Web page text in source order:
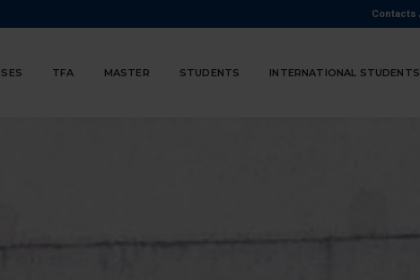
Contacts
TFA MASTER STUDENTS INTERNATIONAL STUDENTS